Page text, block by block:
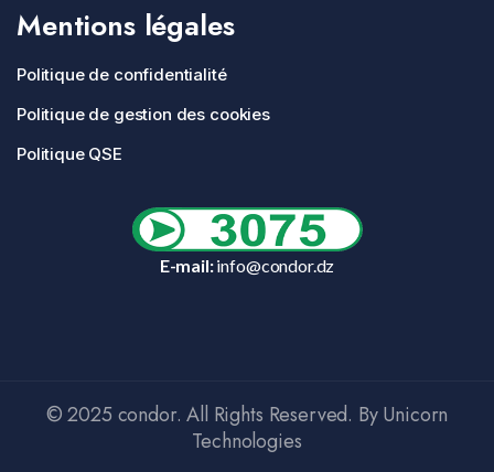
Mentions légales
Politique de confidentialité
Politique de gestion des cookies
Politique QSE
E-mail:info@condor.dz
© 2025 condor. All Rights Reserved. By Unicorn
Technologies